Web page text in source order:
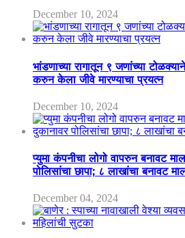
December 10, 2024
भांडणाच्या रागातून ९ जणांच्या
करुन केला जीवे मारण्याचा प्रयत्न
December 10, 2024
प्युमा कंपनीचा लोगो वापरुन बनावट
पोलिसांचा छापा; ८ लाखांचा बनावट
December 04, 2024